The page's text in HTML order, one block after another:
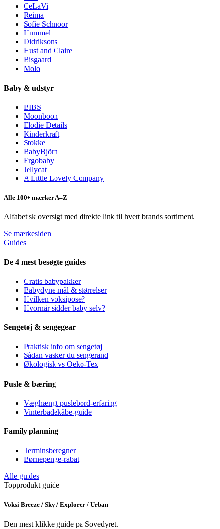
CeLaVi
Reima
Sofie Schnoor
Hummel
Didriksons
Hust and Claire
Bisgaard
Molo
Baby & udstyr
BIBS
Moonboon
Elodie Details
Kinderkraft
Stokke
BabyBjörn
Ergobaby
Jellycat
A Little Lovely Company
Alle 100+ mærker A–Z
Alfabetisk oversigt med direkte link til hvert brands sortiment.
Se mærkesiden
Guides
De 4 mest besøgte guides
Gratis babypakker
Babydyne mål & størrelser
Hvilken voksipose?
Hvornår sidder baby selv?
Sengetøj & sengegear
Praktisk info om sengetøj
Sådan vasker du sengerand
Økologisk vs Oeko-Tex
Pusle & bæring
Væghængt puslebord-erfaring
Vinterbadekåbe-guide
Family planning
Terminsberegner
Børnepenge-rabat
Alle guides
Topprodukt guide
Voksi Breeze / Sky / Explorer / Urban
Den mest klikke guide på Sovedyret.